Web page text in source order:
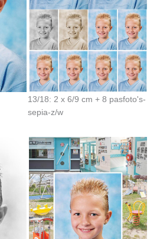
13/18: 2 x 6/9 cm + 8 pasfoto's-
sepia-z/w